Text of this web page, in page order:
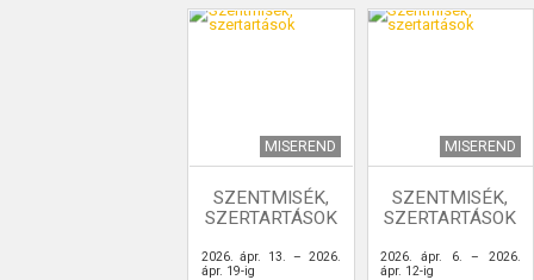
MISEREND
SZENTMISÉK,
SZERTARTÁSOK
2026. ápr. 13. – 2026.
ápr. 19-ig
MISEREND
SZENTMISÉK,
SZERTARTÁSOK
2026. ápr. 6. – 2026.
ápr. 12-ig